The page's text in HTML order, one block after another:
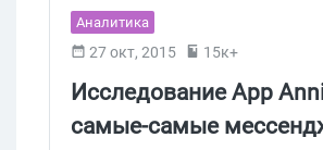
территории РФ, все же
работает стабильно, получая
новые апдейты и смело
рассматриваться как еще
источник трафика в 2017
Аналитика
27 окт, 2015 15к+
Исследование App
самые-самые